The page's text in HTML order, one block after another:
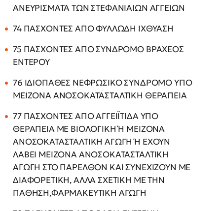
ΑΝΕΥΡΙΣΜΑΤΑ ΤΩΝ ΣΤΕΦΑΝΙΑΙΩΝ ΑΓΓΕΙΩΝ
74 ΠΑΣΧΟΝΤΕΣ ΑΠΟ ΦΥΛΛΩΔΗ ΙΧΘΥΑΣΗ
75 ΠΑΣΧΟΝΤΕΣ ΑΠΟ ΣΥΝΔΡΟΜΟ ΒΡΑΧΕΟΣ
ΕΝΤΕΡΟΥ
76 ΙΔΙΟΠΑΘΕΣ ΝΕΦΡΩΣΙΚΟ ΣΥΝΔΡΟΜΟ ΥΠΟ
ΜΕΙΖΟΝΑ ΑΝΟΣΟΚΑΤΑΣΤΑΛΤΙΚΗ ΘΕΡΑΠΕΙΑ
77 ΠΑΣΧΟΝΤΕΣ ΑΠΟ ΑΓΓΕΙΪΤΙΔΑ ΥΠΟ
ΘΕΡΑΠΕΙΑ ΜΕ ΒΙΟΛΟΓΙΚΗ Ή ΜΕΙΖΟΝΑ
ΑΝΟΣΟΚΑΤΑΣΤΑΛΤΙΚΗ ΑΓΩΓΗ Ή ΕΧΟΥΝ
ΛΑΒΕΙ ΜΕΙΖΟΝΑ ΑΝΟΣΟΚΑΤΑΣΤΑΛΤΙΚΗ
ΑΓΩΓΗ ΣΤΟ ΠΑΡΕΛΘΟΝ ΚΑΙ ΣΥΝΕΧΙΖΟΥΝ ΜΕ
ΔΙΑΦΟΡΕΤΙΚΗ, ΑΛΛΑ ΣΧΕΤΙΚΗ ΜΕ ΤΗΝ
ΠΑΘΗΣΗ,ΦΑΡΜΑΚΕΥΤΙΚΗ ΑΓΩΓΗ